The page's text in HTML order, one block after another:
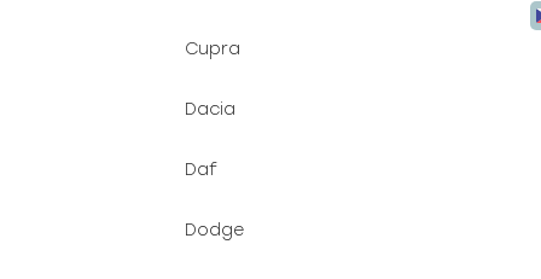
Cupra
Dacia
Daf
Dodge